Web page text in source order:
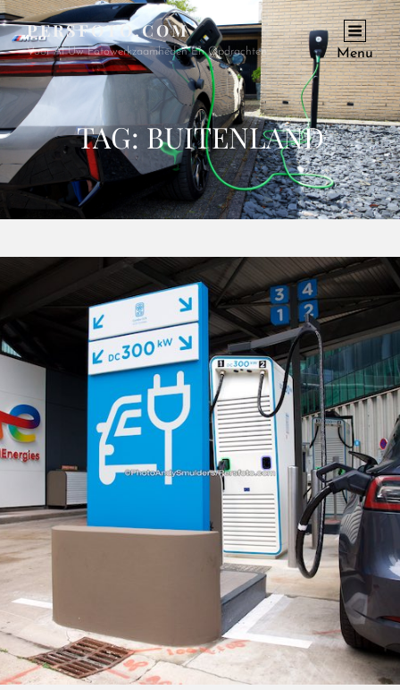
PERSFOTO.COM
Voor Al Uw Fotowerkzaamheden En Opdrachten Menu
TAG:BUITENLAND